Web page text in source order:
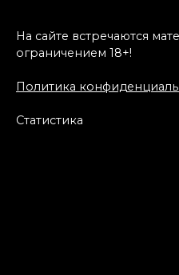
На сайте встречаются
ограничением 18+!
Политика
Статистика